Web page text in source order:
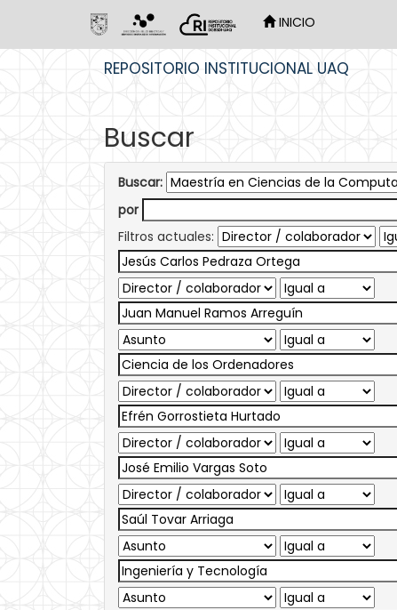
INICIO
REPOSITORIO INSTITUCIONAL UAQ
Buscar
Buscar:
por
Filtros actuales: